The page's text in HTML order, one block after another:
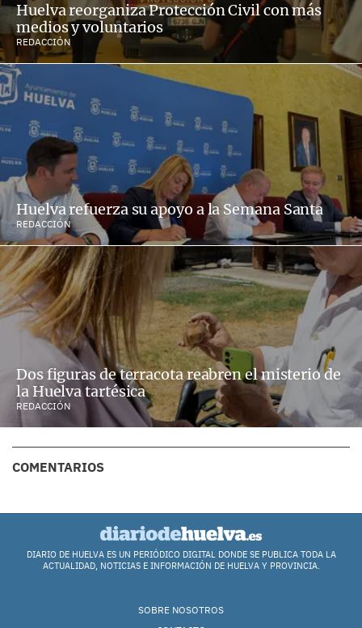
Huelva reorganiza Protección Civil con más
medios y voluntarios
REDACCIÓN
Huelva refuerza su apoyo a la Semana Santa
REDACCIÓN
Dos figuras de terracota reabren el misterio de
la Huelva tartésica
REDACCIÓN
COMENTARIOS
DIARIO DE HUELVA ES UN PERIÓDICO DIGITAL DONDE SE PUBLICA TODA LA
ACTUALIDAD, NOTICIAS E INFORMACIÓN DE HUELVA Y PROVINCIA.
SOBRE NOSOTROS